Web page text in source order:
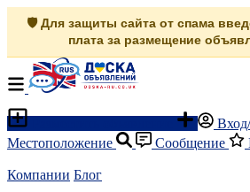
🛡️ Для защиты сайта от спама
плата за размещение
Местоположение
Сообщение
Компании Блог